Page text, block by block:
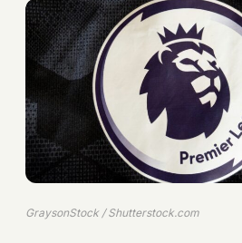
GraysonStock / Shutterstock.com